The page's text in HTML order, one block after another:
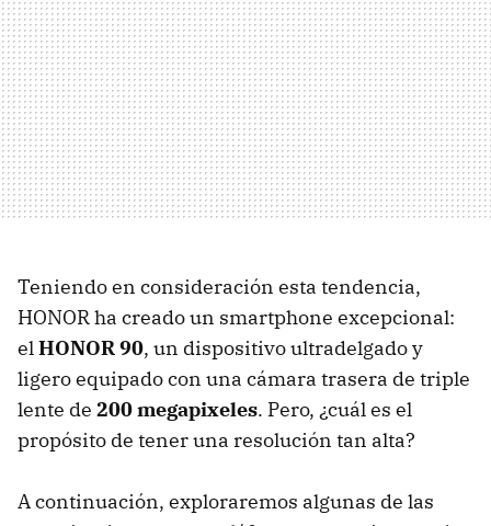
Teniendo en consideración esta tendencia,
HONOR ha creado un smartphone excepcional:
elHONOR 90, un dispositivo ultradelgado y
ligero equipado con una cámara trasera de triple
lente de 200 megapixeles. Pero, ¿cuál es el
propósito de tener una resolución tan alta?
A continuación, exploraremos algunas de las